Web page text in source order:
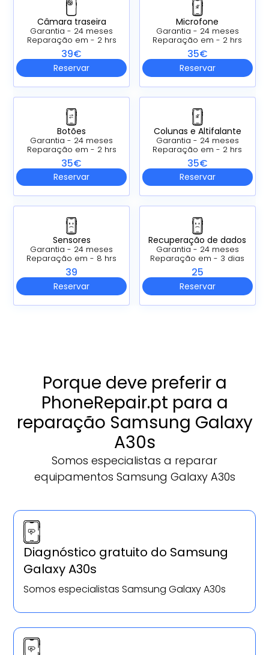
Câmara traseira
Garantia - 24 meses
Reparação em - 2 hrs
39€
Reservar
Microfone
Garantia - 24 meses
Reparação em - 2 hrs
35€
Reservar
Botões
Garantia - 24 meses
Reparação em - 2 hrs
35€
Reservar
Colunas e Altifalante
Garantia - 24 meses
Reparação em - 2 hrs
35€
Reservar
Sensores
Garantia - 24 meses
Reparação em - 8 hrs
39
Reservar
Recuperação de dados
Garantia - 24 meses
Reparação em - 3 dias
25
Reservar
Porque deve preferir a
PhoneRepair.pt para a
reparação Samsung Galaxy
A30s
Somos especialistas a reparar
equipamentos Samsung Galaxy A30s
Diagnóstico gratuito do Samsung
Galaxy A30s
Somos especialistas Samsung Galaxy A30s